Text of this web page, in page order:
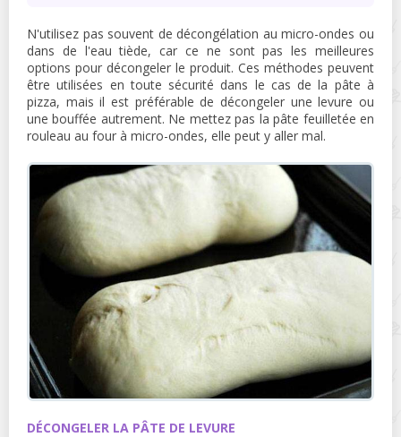
N'utilisez pas souvent de décongélation au micro-ondes ou
dans de l'eau tiède, car ce ne sont pas les meilleures
options pour décongeler le produit. Ces méthodes peuvent
être utilisées en toute sécurité dans le cas de la pâte à
pizza, mais il est préférable de décongeler une levure ou
une bouffée autrement. Ne mettez pas la pâte feuilletée en
rouleau au four à micro-ondes, elle peut y aller mal.
DÉCONGELER LA PÂTE DE LEVURE